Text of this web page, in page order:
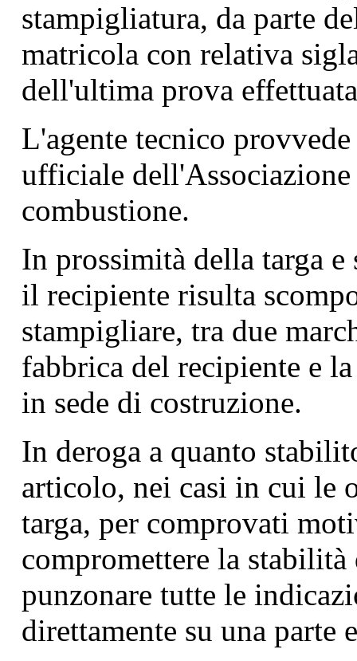
stampigliatura, da parte
matricola con relativa
dell'ultima prova
L'agente tecnico
ufficiale
combustione.
In prossimità della targa
il recipiente risulta
stampigliare, tra due
fabbrica del recipiente e
in sede di costruzione.
In deroga a quanto
articolo, nei casi in cui le
targa, per comprovati
compromettere la
punzonare tutte le
direttamente su una parte